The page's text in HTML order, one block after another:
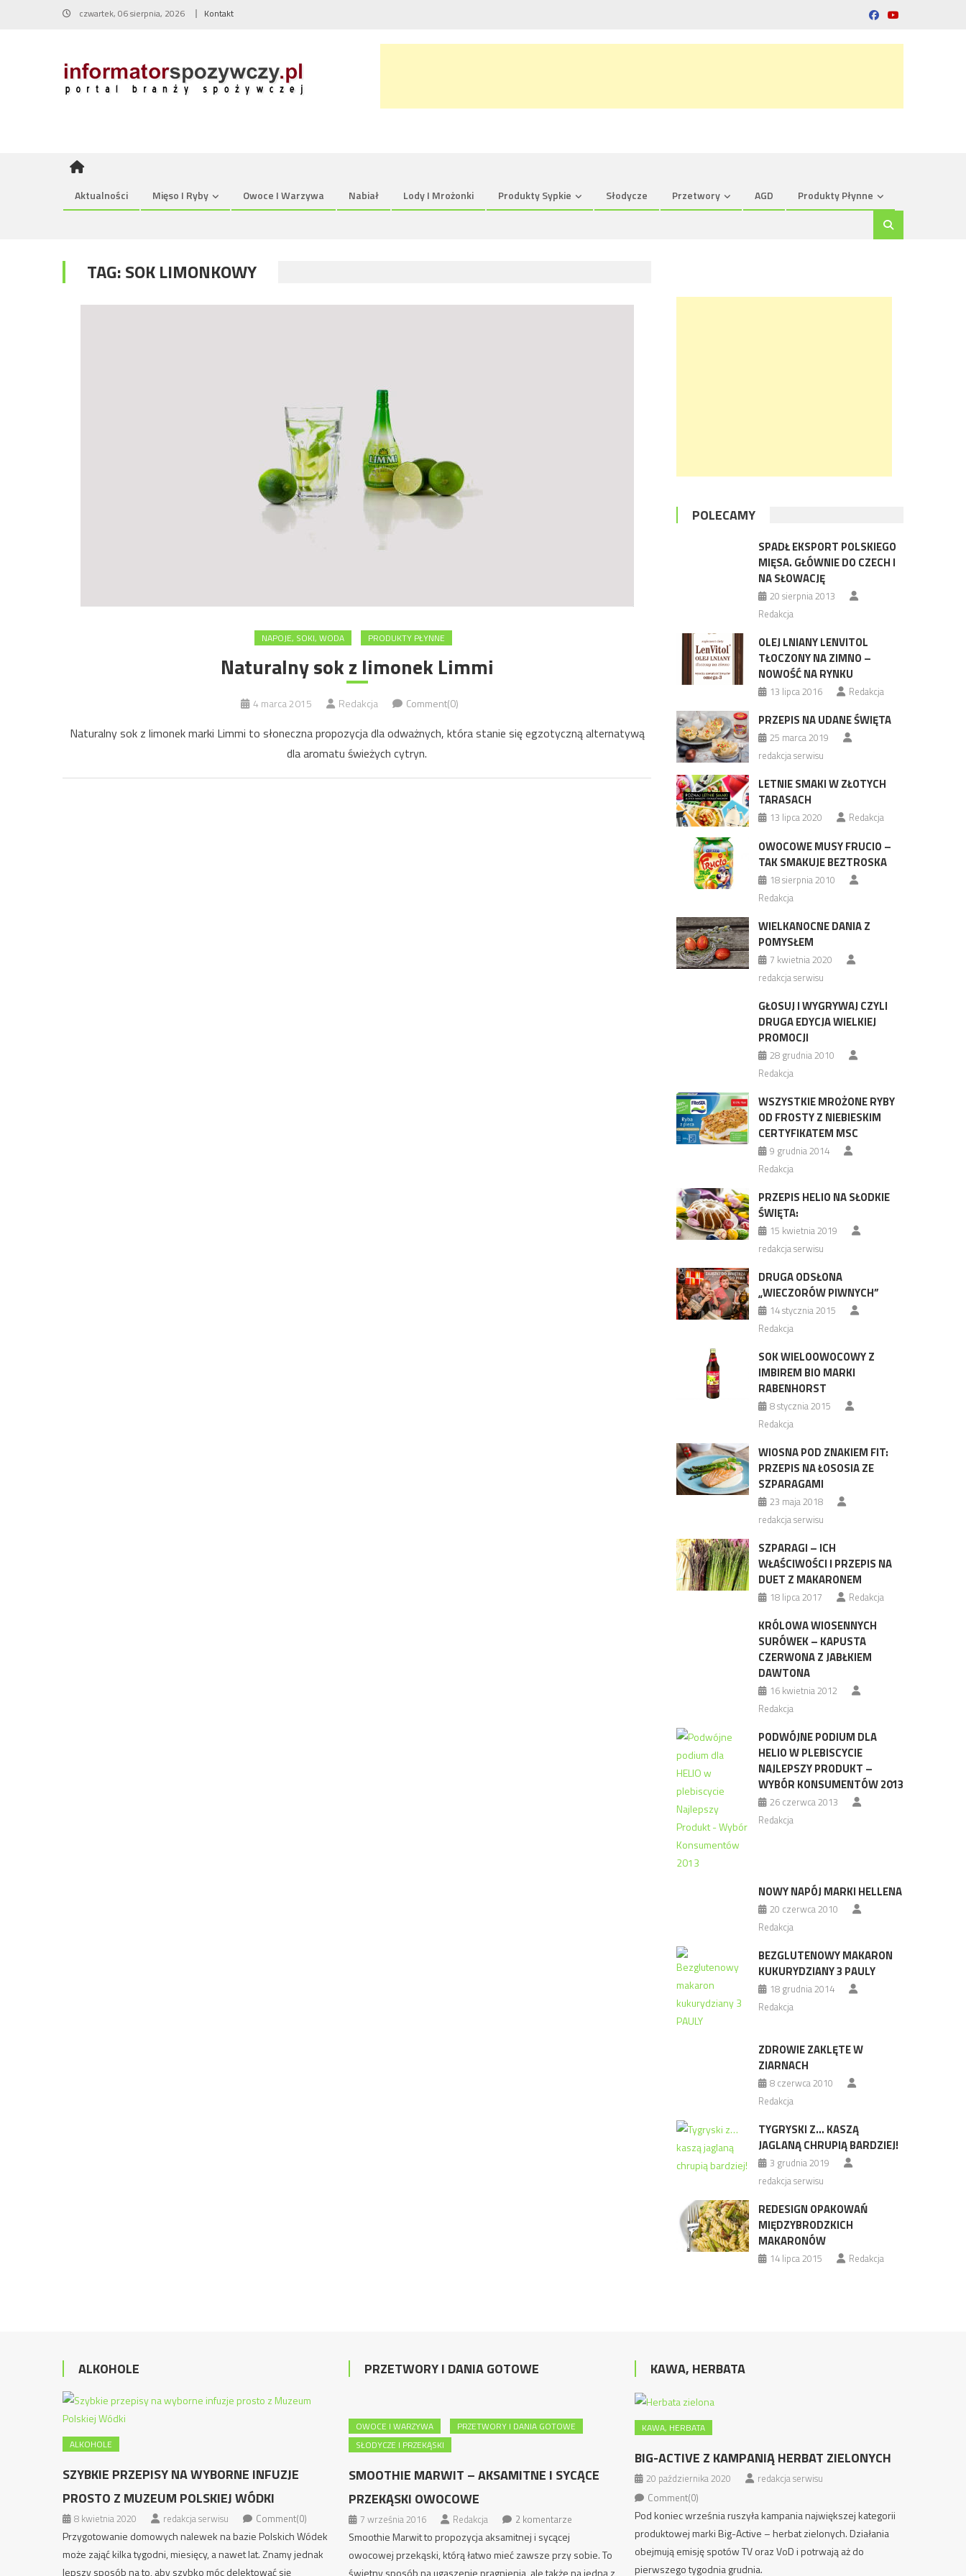
czwartek, 06 sierpnia, 2026 Kontakt
Aktualności Mięso I Ryby Owoce I Warzywa Nabiał Lody I Mrożonki Produkty Sypkie Słodycze Przetwory AGD Produkty Płynne
TAG:SOK LIMONKOWY
NAPOJE, SOKI, WODA PRODUKTY PŁYNNE
Naturalny sok z limonek Limmi
4 marca 2015 Redakcja Comment(0)
Naturalny sok z limonek marki Limmi to słoneczna propozycja dla odważnych, która stanie się egzotyczną alternatywą
dla aromatu świeżych cytryn.
POLECAMY
SPADŁ EKSPORT POLSKIEGO
MIĘSA. GŁÓWNIE DO CZECH I
NA SŁOWACJĘ
20 sierpnia 2013
Redakcja
OLEJ LNIANY LENVITOL
TŁOCZONY NA ZIMNO –
NOWOŚĆ NA RYNKU
13 lipca 2016 Redakcja
PRZEPIS NA UDANE ŚWIĘTA
25 marca 2019
redakcja serwisu
LETNIE SMAKI W ZŁOTYCH
TARASACH
13 lipca 2020 Redakcja
OWOCOWE MUSY FRUCIO –
TAK SMAKUJE BEZTROSKA
18 sierpnia 2010
Redakcja
WIELKANOCNE DANIA Z
POMYSŁEM
7 kwietnia 2020
redakcja serwisu
GŁOSUJ I WYGRYWAJ CZYLI
DRUGA EDYCJA WIELKIEJ
PROMOCJI
28 grudnia 2010
Redakcja
WSZYSTKIE MROŻONE RYBY
OD FROSTY Z NIEBIESKIM
CERTYFIKATEM MSC
9 grudnia 2014
Redakcja
PRZEPIS HELIO NA SŁODKIE
ŚWIĘTA:
15 kwietnia 2019
redakcja serwisu
DRUGA ODSŁONA
„WIECZORÓW PIWNYCH”
14 stycznia 2015
Redakcja
SOK WIELOOWOCOWY Z
IMBIREM BIO MARKI
RABENHORST
8 stycznia 2015
Redakcja
WIOSNA POD ZNAKIEM FIT:
PRZEPIS NA ŁOSOSIA ZE
SZPARAGAMI
23 maja 2018
redakcja serwisu
SZPARAGI – ICH
WŁAŚCIWOŚCI I PRZEPIS NA
DUET Z MAKARONEM
18 lipca 2017 Redakcja
KRÓLOWA WIOSENNYCH
SURÓWEK – KAPUSTA
CZERWONA Z JABŁKIEM
DAWTONA
16 kwietnia 2012
Redakcja
PODWÓJNE PODIUM DLA
HELIO W PLEBISCYCIE
NAJLEPSZY PRODUKT –
WYBÓR KONSUMENTÓW 2013
26 czerwca 2013
Redakcja
NOWY NAPÓJ MARKI HELLENA
20 czerwca 2010
Redakcja
BEZGLUTENOWY MAKARON
KUKURYDZIANY 3 PAULY
18 grudnia 2014
Redakcja
ZDROWIE ZAKLĘTE W
ZIARNACH
8 czerwca 2010
Redakcja
TYGRYSKI Z… KASZĄ
JAGLANĄ CHRUPIĄ BARDZIEJ!
3 grudnia 2019
redakcja serwisu
REDESIGN OPAKOWAŃ
MIĘDZYBRODZKICH
MAKARONÓW
14 lipca 2015 Redakcja
ALKOHOLE
ALKOHOLE
SZYBKIE PRZEPISY NA WYBORNE INFUZJE
PROSTO Z MUZEUM POLSKIEJ WÓDKI
8 kwietnia 2020 redakcja serwisu Comment(0)
Przygotowanie domowych nalewek na bazie Polskich Wódek
może zająć kilka tygodni, miesięcy, a nawet lat. Znamy jednak
lepszy sposób na to, aby szybko móc delektować się
PRZETWORY I DANIA GOTOWE
OWOCE I WARZYWA
PRZETWORY I DANIA GOTOWE
SŁODYCZE I PRZEKĄSKI
SMOOTHIE MARWIT – AKSAMITNE I SYCĄCE
PRZEKĄSKI OWOCOWE
7 września 2016 Redakcja 2 komentarze
Smoothie Marwit to propozycja aksamitnej i sycącej
owocowej przekąski, którą łatwo mieć zawsze przy sobie. To
świetny sposób na ugaszenie pragnienia, ale także na jedną z
KAWA, HERBATA
KAWA, HERBATA
BIG-ACTIVE Z KAMPANIĄ HERBAT ZIELONYCH
20 października 2020
redakcja serwisu
Comment(0)
Pod koniec września ruszyła kampania największej kategorii
produktowej marki Big-Active – herbat zielonych. Działania
obejmują emisję spotów TV oraz VoD i potrwają aż do
pierwszego tygodnia grudnia.